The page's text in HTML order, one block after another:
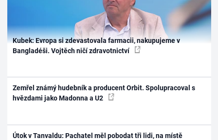
Kubek: Evropa si zdevastovala farmacii, nakupujeme v
Bangladéši. Vojtěch ničí zdravotnictví
Zemřel známý hudebník a producent Orbit. Spolupracoval s
hvězdami jako Madonna a U2
Útok v Tanvaldu: Pachatel měl pobodat tři lidi, na místě